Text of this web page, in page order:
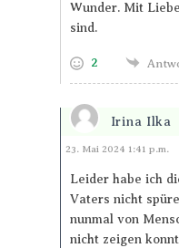
Wunder. Mit
sind.
2
Irina Ilka
Antworten
23. Mai 2024 1:41 p.m.
Leider habe ich
Vaters nicht
nunmal von
nicht zeigen